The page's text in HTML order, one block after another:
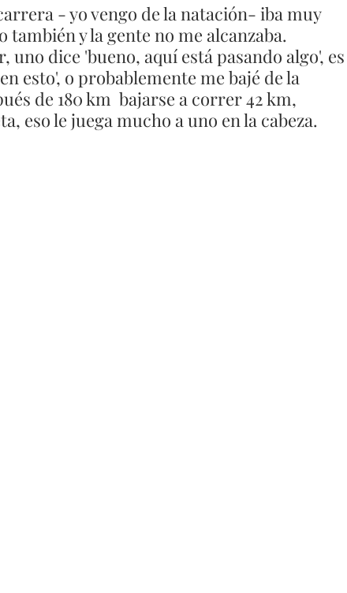
- yo vengo de la natación- iba muy
también y la gente no me alcanzaba.
uno dice 'bueno, aquí está pasando algo', es
esto', o probablemente me bajé de la
de 180 km  bajarse a correr 42 km,
eso le juega mucho a uno en la cabeza.